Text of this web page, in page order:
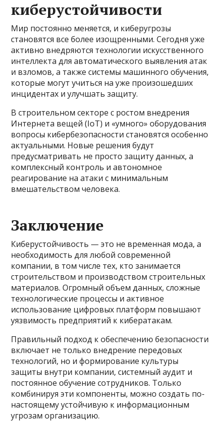
киберустойчивости
Мир постоянно меняется, и киберугрозы
становятся все более изощренными. Сегодня уже
активно внедряются технологии искусственного
интеллекта для автоматического выявления атак
и взломов, а также системы машинного обучения,
которые могут учиться на уже произошедших
инцидентах и улучшать защиту.
В строительном секторе с ростом внедрения
Интернета вещей (IoT) и «умного» оборудования
вопросы кибербезопасности становятся особенно
актуальными. Новые решения будут
предусматривать не просто защиту данных, а
комплексный контроль и автономное
реагирование на атаки с минимальным
вмешательством человека.
Заключение
Киберустойчивость — это не временная мода, а
необходимость для любой современной
компании, в том числе тех, кто занимается
строительством и производством строительных
материалов. Огромный объем данных, сложные
технологические процессы и активное
использование цифровых платформ повышают
уязвимость предприятий к кибератакам.
Правильный подход к обеспечению безопасности
включает не только внедрение передовых
технологий, но и формирование культуры
защиты внутри компании, системный аудит и
постоянное обучение сотрудников. Только
комбинируя эти компоненты, можно создать по-
настоящему устойчивую к информационным
угрозам организацию.